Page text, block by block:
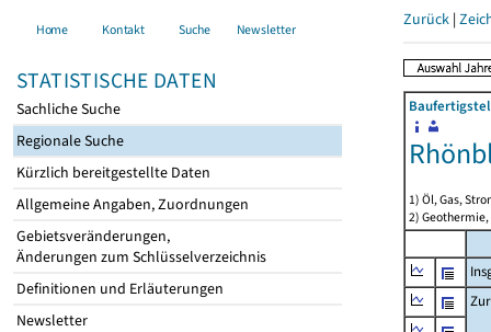
Home Kontakt Suche Newsletter
STATISTISCHE DATEN
Sachliche Suche
Regionale Suche
Kürzlich bereitgestellte Daten
Allgemeine Angaben, Zuordnungen
Gebietsveränderungen,
Änderungen zum Schlüsselverzeichnis
Definitionen und Erläuterungen
Newsletter
Zurück |
1) Öl, Gas,
2)